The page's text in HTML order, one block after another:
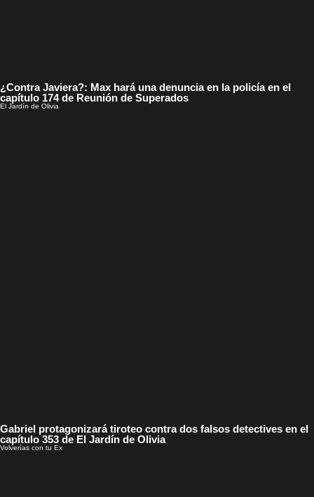
¿Contra Javiera?: Max hará una denuncia en la policía en el
capítulo 174 de Reunión de Superados
El Jardín de Olivia
Gabriel protagonizará tiroteo contra dos falsos detectives en el
capítulo 353 de El Jardín de Olivia
Volverías con tu Ex